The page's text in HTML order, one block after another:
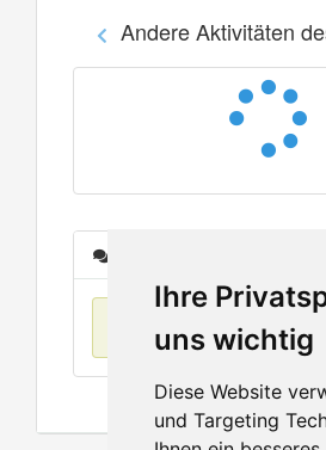
Ihre
uns wichtig
Diese Website
und Targeting
Andere Aktivitäten
Keine Einträge